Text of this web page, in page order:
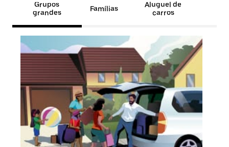
Grupos
grandes
Famílias
Aluguel de
carros